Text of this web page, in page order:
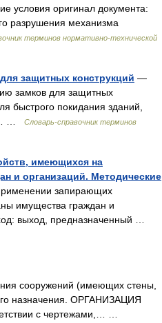
условия оригинал документа:
разрушения механизма
терминов нормативно-технической
защитных конструкций —
замков для защитных
быстрого покидания зданий,
…
Словарь-справочник терминов
имеющихся на
и организаций. Методические
запирающих
имущества граждан и
выход, предназначенный …
сооружений (имеющих стены,
назначения. ОРГАНИЗАЦИЯ
с чертежами,… …